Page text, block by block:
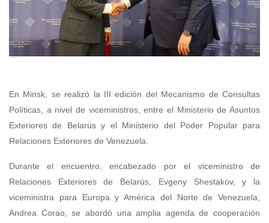
En Minsk, se realizó la III edición del Mecanismo de Consultas
Políticas, a nivel de viceministros, entre el Ministerio de Asuntos
Exteriores de Belarús y el Ministerio del Poder Popular para
Relaciones Exteriores de Venezuela.
Durante el encuentro, encabezado por el viceministro de
Relaciones Exteriores de Belarús, Evgeny Shestakov, y la
viceministra para Europa y América del Norte de Venezuela,
Andrea Corao, se abordó una amplia agenda de cooperación